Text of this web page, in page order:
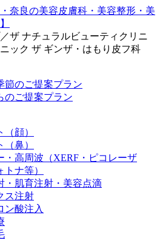
ザ ナチュラルビューティクリニ
ック ザ ギンザ・はもり皮フ科
節のご提案プラン
のご提案プラン
（顔）
（鼻）
・高周波（XERF・ピコレーザ
トナ等）
・肌育注射・美容点滴
ス注射
ン酸注入